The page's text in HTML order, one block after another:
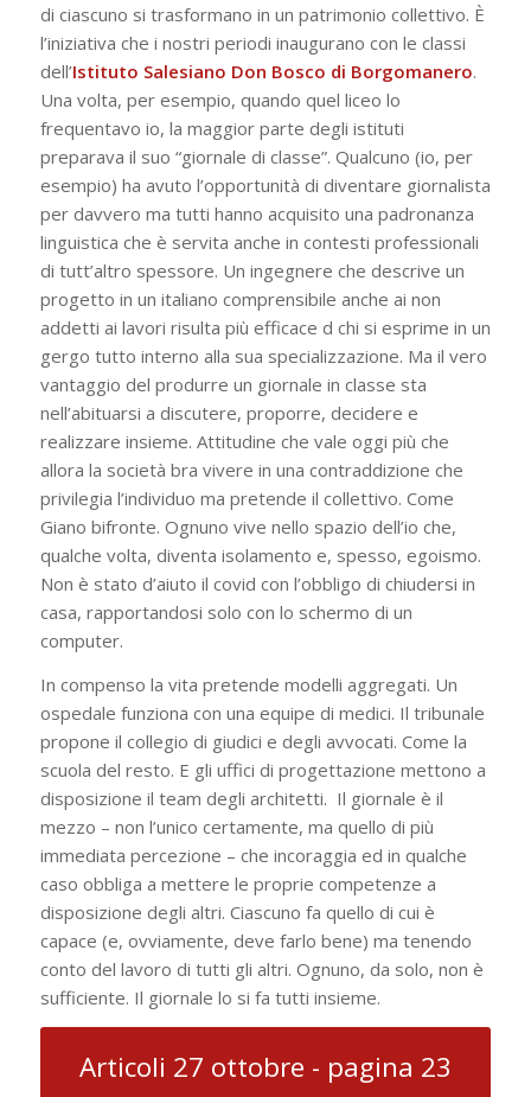
di ciascuno si trasformano in un patrimonio collettivo. È
l’iniziativa che i nostri periodi inaugurano con le classi
dell’Istituto Salesiano Don Bosco di Borgomanero.
Una volta, per esempio, quando quel liceo lo
frequentavo io, la maggior parte degli istituti
preparava il suo “giornale di classe”. Qualcuno (io, per
esempio) ha avuto l’opportunità di diventare giornalista
per davvero ma tutti hanno acquisito una padronanza
linguistica che è servita anche in contesti professionali
di tutt’altro spessore. Un ingegnere che descrive un
progetto in un italiano comprensibile anche ai non
addetti ai lavori risulta più efficace d chi si esprime in un
gergo tutto interno alla sua specializzazione. Ma il vero
vantaggio del produrre un giornale in classe sta
nell’abituarsi a discutere, proporre, decidere e
realizzare insieme. Attitudine che vale oggi più che
allora la società bra vivere in una contraddizione che
privilegia l’individuo ma pretende il collettivo. Come
Giano bifronte. Ognuno vive nello spazio dell’io che,
qualche volta, diventa isolamento e, spesso, egoismo.
Non è stato d’aiuto il covid con l’obbligo di chiudersi in
casa, rapportandosi solo con lo schermo di un
computer.
In compenso la vita pretende modelli aggregati. Un
ospedale funziona con una equipe di medici. Il tribunale
propone il collegio di giudici e degli avvocati. Come la
scuola del resto. E gli uffici di progettazione mettono a
disposizione il team degli architetti. Il giornale è il
mezzo – non l’unico certamente, ma quello di più
immediata percezione – che incoraggia ed in qualche
caso obbliga a mettere le proprie competenze a
disposizione degli altri. Ciascuno fa quello di cui è
capace (e, ovviamente, deve farlo bene) ma tenendo
conto del lavoro di tutti gli altri. Ognuno, da solo, non è
sufficiente. Il giornale lo si fa tutti insieme.
Articoli 27 ottobre - pagina 23